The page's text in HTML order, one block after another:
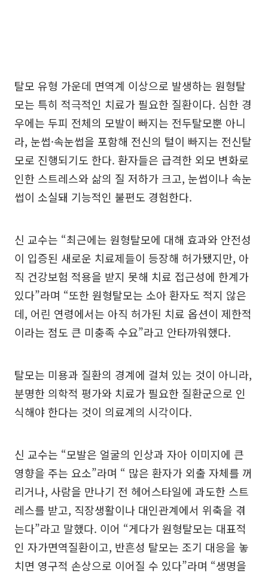
탈모 유형 가운데 면역계 이상으로 발생하는 원형탈
모는 특히 적극적인 치료가 필요한 질환이다. 심한 경
우에는 두피 전체의 모발이 빠지는 전두탈모뿐 아니
라, 눈썹·속눈썹을 포함해 전신의 털이 빠지는 전신탈
모로 진행되기도 한다. 환자들은 급격한 외모 변화로
인한 스트레스와 삶의 질 저하가 크고, 눈썹이나 속눈
썹이 소실돼 기능적인 불편도 경험한다.
신 교수는 “최근에는 원형탈모에 대해 효과와 안전성
이 입증된 새로운 치료제들이 등장해 허가됐지만, 아
직 건강보험 적용을 받지 못해 치료 접근성에 한계가
있다”라며 “또한 원형탈모는 소아 환자도 적지 않은
데, 어린 연령에서는 아직 허가된 치료 옵션이 제한적
이라는 점도 큰 미충족 수요”라고 안타까워했다.
탈모는 미용과 질환의 경계에 걸쳐 있는 것이 아니라,
분명한 의학적 평가와 치료가 필요한 질환군으로 인
식해야 한다는 것이 의료계의 시각이다.
신 교수는 “모발은 얼굴의 인상과 자아 이미지에 큰
영향을 주는 요소”라며 “ 많은 환자가 외출 자체를 꺼
리거나, 사람을 만나기 전 헤어스타일에 과도한 스트
레스를 받고, 직장생활이나 대인관계에서 위축을 겪
는다”라고 말했다. 이어 “게다가 원형탈모는 대표적
인 자가면역질환이고, 반흔성 탈모는 조기 대응을 놓
치면 영구적 손상으로 이어질 수 있다”라며 “생명을